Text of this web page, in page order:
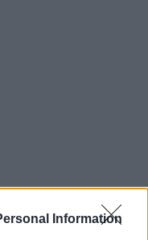
Information